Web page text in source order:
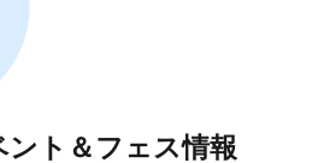
ント＆フェス情報